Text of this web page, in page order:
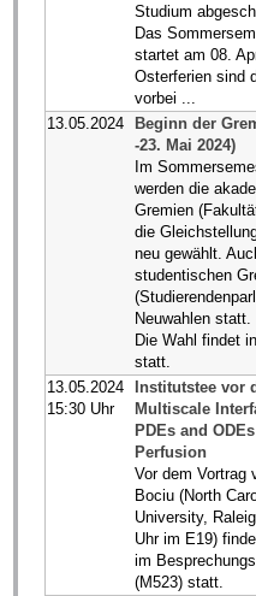
Studium
Das
startet am 08.
Osterferien sind
vorbei ...
13.05.2024
Beginn der
-23. Mai 2024)
Im
werden die
Gremien
die
neu gewählt.
studentischen
Neuwahlen statt.
Die Wahl findet
statt.
13.05.2024
15:30 Uhr
Institutstee vor
Multiscale
PDEs and
Perfusion
Vor dem Vortrag
Bociu (North
University,
Uhr im E19)
im
(M523) statt.